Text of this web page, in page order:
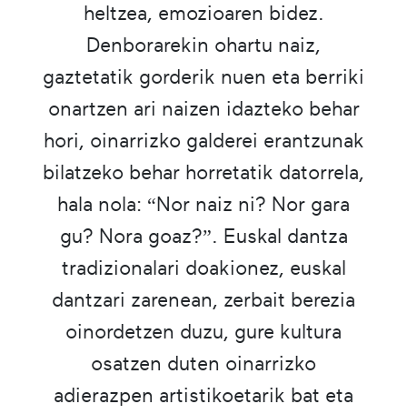
heltzea, emozioaren bidez.
Denborarekin ohartu naiz,
gaztetatik gorderik nuen eta berriki
onartzen ari naizen idazteko behar
hori, oinarrizko galderei erantzunak
bilatzeko behar horretatik datorrela,
hala nola: “Nor naiz ni? Nor gara
gu? Nora goaz?”. Euskal dantza
tradizionalari doakionez, euskal
dantzari zarenean, zerbait berezia
oinordetzen duzu, gure kultura
osatzen duten oinarrizko
adierazpen artistikoetarik bat eta